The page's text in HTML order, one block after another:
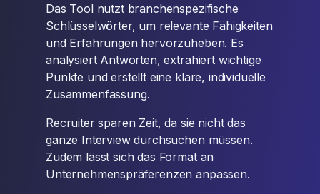
Das Tool nutzt branchenspezifische
Schlüsselwörter, um relevante Fähigkeiten
und Erfahrungen hervorzuheben. Es
analysiert Antworten, extrahiert wichtige
Punkte und erstellt eine klare, individuelle
Zusammenfassung.
Recruiter sparen Zeit, da sie nicht das
ganze Interview durchsuchen müssen.
Zudem lässt sich das Format an
Unternehmenspräferenzen anpassen.